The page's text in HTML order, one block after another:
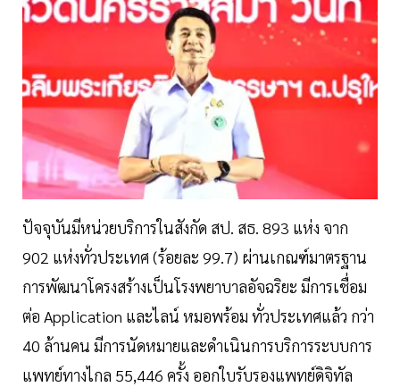
ปัจจุบันมีหน่วยบริการในสังกัด สป. สธ. 893 แห่ง จาก
902 แห่งทั่วประเทศ (ร้อยละ 99.7) ผ่านเกณฑ์มาตรฐาน
การพัฒนาโครงสร้างเป็นโรงพยาบาลอัจฉริยะ มีการเชื่อม
ต่อ Application และไลน์ หมอพร้อม ทั่วประเทศแล้ว กว่า
40 ล้านคน มีการนัดหมายและดำเนินการบริการระบบการ
แพทย์ทางไกล 55,446 ครั้ง ออกใบรับรองแพทย์ดิจิทัล